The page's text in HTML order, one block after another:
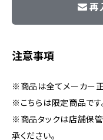
再
注意事項
※商品は全てメーカー正
※こちらは限定商品です
※商品タックは店舗保管
承ください。